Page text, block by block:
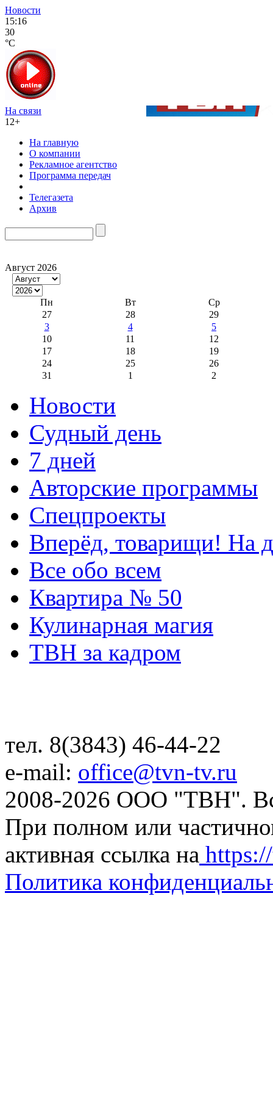
Новости
15:16
30
°C
На связи
12+
На главную
О компании
Рекламное агентство
Программа передач
Телегазета
Архив
Август 2026
Пн Вт
Ср
27
28
29
3
4
5
10
11
12
17
18
19
24
25
26
31
1 2
Новости
Судный день
7 дней
Авторские программы
Спецпроекты
Вперёд, товарищи! На
Все обо всем
Квартира № 50
Кулинарная магия
ТВН за кадром
тел. 8(3843) 46-44-22
e-mail: office@tvn-tv.ru
2008-2026 ООО "ТВН".
При полном или
активная ссылка на
Политика